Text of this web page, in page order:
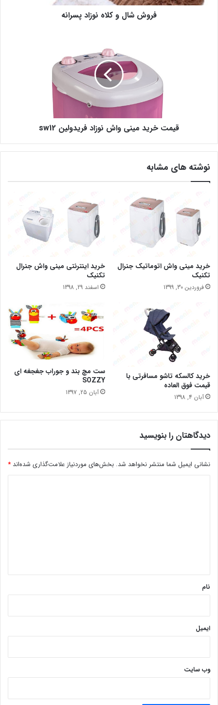
فروش شال و کلاه نوزاد پسرانه
قیمت خرید مینی واش نوزاد فریدولین sw12
نوشته های مشابه
خرید مینی واش اتوماتیک جنرال
تکنیک
فروردین 30, 1399
خرید اینترنتی مینی واش جنرال
تکنیک
اسفند 29, 1398
خرید کالسکه تاشو مسافرتی با
قیمت فوق العاده
آبان 4, 1398
ست مچ بند و جوراب جغجغه ای
SOZZY
آبان 25, 1397
دیدگاهتان را بنویسید
نشانی ایمیل شما منتشر نخواهد شد. بخش‌های موردنیاز علامت‌گذاری شده‌اند *
نام
ایمیل
وب‌ سایت